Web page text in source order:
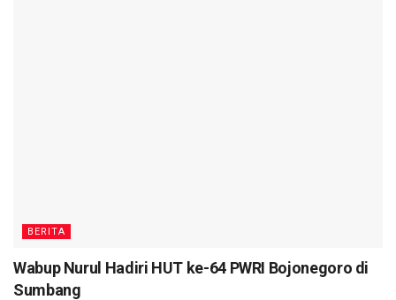
BERITA
Wabup Nurul Hadiri HUT ke-64 PWRI Bojonegoro di
Sumbang